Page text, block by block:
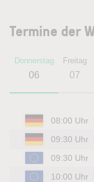
Termine der
Donnerstag
06
Freitag
07
08:00 Uhr
09:30 Uhr
09:30 Uhr
10:00 Uhr